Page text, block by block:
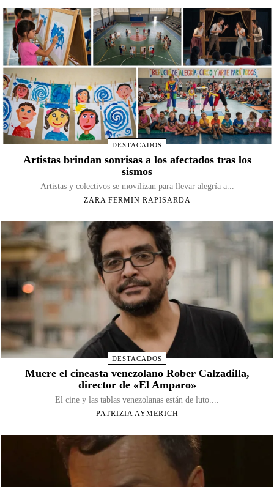
DESTACADOS
Artistas brindan sonrisas a los afectados tras los
sismos
Artistas y colectivos se movilizan para llevar alegría a...
ZARA FERMIN RAPISARDA
DESTACADOS
Muere el cineasta venezolano Rober Calzadilla,
director de «El Amparo»
El cine y las tablas venezolanas están de luto....
PATRIZIA AYMERICH